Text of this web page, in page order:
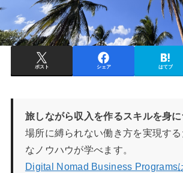
ポスト シェア はてブ
旅しながら収入を作るスキルを身
場所に縛られない働き方を実現す
なノウハウが学べます。
Digital Nomad Business Programs